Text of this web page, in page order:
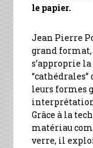
le papier.
Jean Pierre
grand
s’approprie
leurs formes
Grâce à la
matériau
verre, il